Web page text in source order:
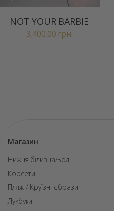
NOT YOUR BARBIE
3,400.00 грн.
Магазин
Нижня білизна/Боді
Корсети
Пляж / Круїзні образи
Лукбуки